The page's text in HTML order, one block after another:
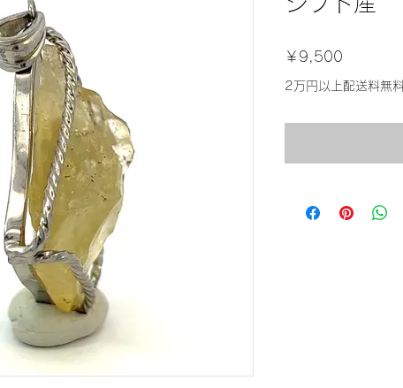
￥9,500
格
2万円以上配送料無